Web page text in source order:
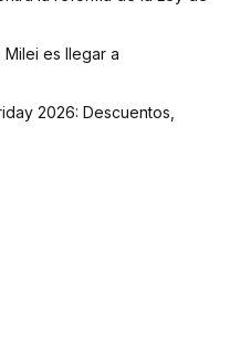
es llegar a
2026: Descuentos,